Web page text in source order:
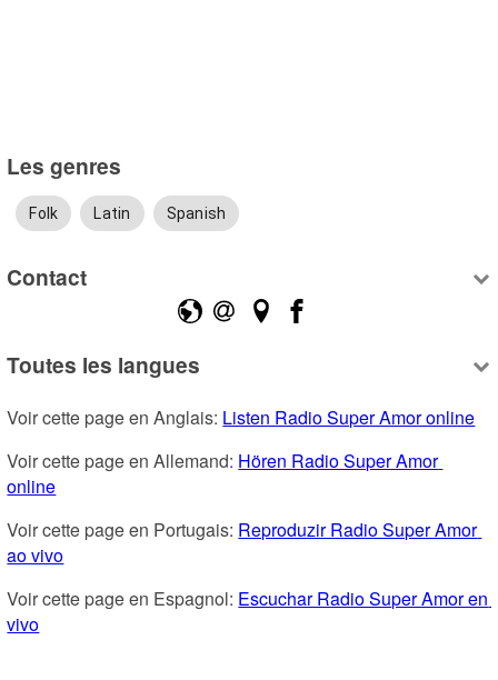
Les genres
Folk Latin Spanish
Contact
Toutes les langues
Voir cette page en Anglais: Listen Radio Super Amor online
Voir cette page en Allemand: Hören Radio Super Amor
online
Voir cette page en Portugais: Reproduzir Radio Super Amor
ao vivo
Voir cette page en Espagnol: Escuchar Radio Super Amor en
vivo